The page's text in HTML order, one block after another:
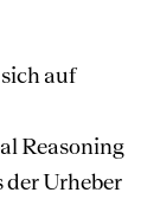
auf
Reasoning
der Urheber